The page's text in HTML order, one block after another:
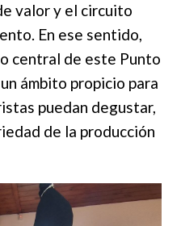
valor y el circuito
En ese sentido,
central de este Punto
ámbito propicio para
puedan degustar,
de la producción